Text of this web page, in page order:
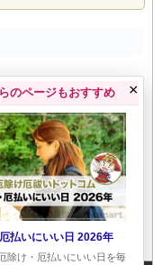
見表とともにお伝え
のページもおすすめ
払いにいい日 2026年
除け・厄払いにいい日を毎
×